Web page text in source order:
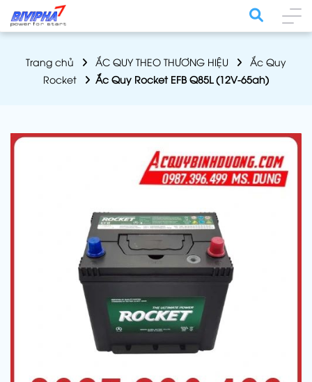
Trang chủ ẮC QUY THEO THƯƠNG HIỆU
Ắc Quy
Rocket
Ắc Quy Rocket EFB Q85L (12V-65ah)